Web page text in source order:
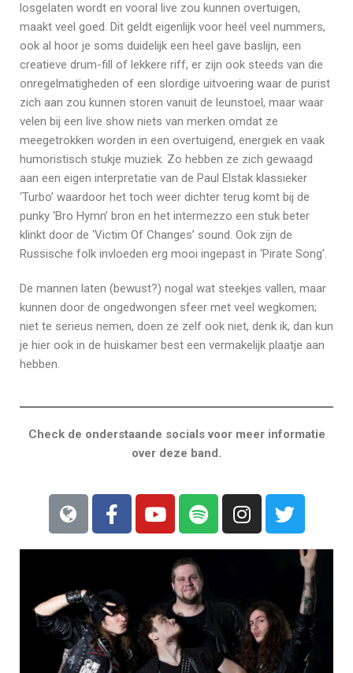
losgelaten wordt en vooral live zou kunnen overtuigen,
maakt veel goed. Dit geldt eigenlijk voor heel veel nummers,
ook al hoor je soms duidelijk een heel gave baslijn, een
creatieve drum-fill of lekkere riff, er zijn ook steeds van die
onregelmatigheden of een slordige uitvoering waar de purist
zich aan zou kunnen storen vanuit de leunstoel, maar waar
velen bij een live show niets van merken omdat ze
meegetrokken worden in een overtuigend, energiek en vaak
humoristisch stukje muziek. Zo hebben ze zich gewaagd
aan een eigen interpretatie van de Paul Elstak klassieker
‘Turbo’ waardoor het toch weer dichter terug komt bij de
punky ‘Bro Hymn’ bron en het intermezzo een stuk beter
klinkt door de ‘Victim Of Changes’ sound. Ook zijn de
Russische folk invloeden erg mooi ingepast in ‘Pirate Song’.
De mannen laten (bewust?) nogal wat steekjes vallen, maar
kunnen door de ongedwongen sfeer met veel wegkomen;
niet te serieus nemen, doen ze zelf ook niet, denk ik, dan kun
je hier ook in de huiskamer best een vermakelijk plaatje aan
hebben.
Check de onderstaande socials voor meer informatie
over deze band.